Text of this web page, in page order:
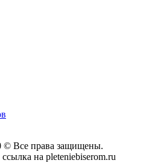
© Все права защищены.
на pleteniebiserom.ru